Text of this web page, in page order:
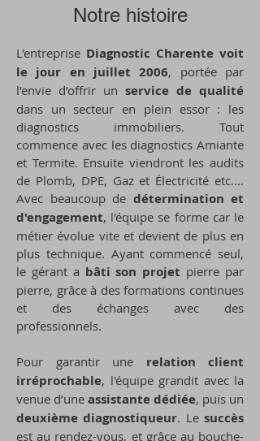
Notre histoire
L'entreprise Diagnostic Charente voit
le jour en juillet 2006, portée par
l’envie d’offrir un service de qualité
dans un secteur en plein essor : les
diagnostics immobiliers. Tout
commence avec les diagnostics Amiante
et Termite. Ensuite viendront les audits
de Plomb, DPE, Gaz et Électricité etc....
Avec beaucoup de détermination et
d'engagement, l'équipe se forme car le
métier évolue vite et devient de plus en
plus technique. Ayant commencé seul,
le gérant a bâti son projet pierre par
pierre, grâce à des formations continues
et des échanges avec des
professionnels.
Pour garantir une relation client
irréprochable, l'équipe grandit avec la
venue d’une assistante dédiée, puis un
deuxième diagnostiqueur. Lesuccès
est au rendez-vous, et grâce au bouche-